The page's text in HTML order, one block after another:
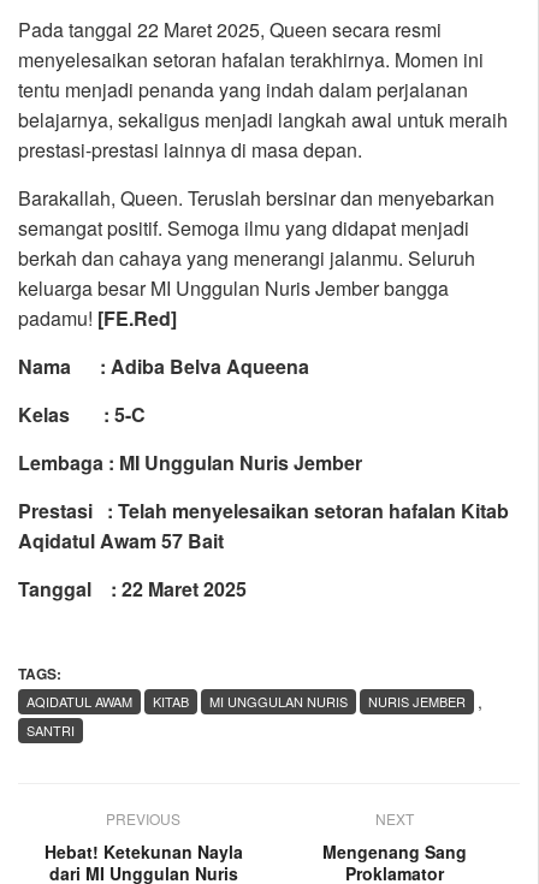
Pada tanggal 22 Maret 2025, Queen secara resmi
menyelesaikan setoran hafalan terakhirnya. Momen ini
tentu menjadi penanda yang indah dalam perjalanan
belajarnya, sekaligus menjadi langkah awal untuk meraih
prestasi-prestasi lainnya di masa depan.
Barakallah, Queen. Teruslah bersinar dan menyebarkan
semangat positif. Semoga ilmu yang didapat menjadi
berkah dan cahaya yang menerangi jalanmu. Seluruh
keluarga besar MI Unggulan Nuris Jember bangga
padamu! [FE.Red]
Nama : Adiba Belva Aqueena
Kelas : 5-C
Lembaga : MI Unggulan Nuris Jember
Prestasi : Telah menyelesaikan setoran hafalan Kitab
Aqidatul Awam 57 Bait
Tanggal : 22 Maret 2025
TAGS:
,
AQIDATUL AWAM KITAB MI UNGGULAN NURIS
NURIS JEMBER
SANTRI
PREVIOUS
Hebat! Ketekunan Nayla
dari MI Unggulan Nuris
NEXT
Mengenang Sang
Proklamator